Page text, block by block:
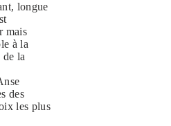
longue
mais
à la
de la
des
les plus